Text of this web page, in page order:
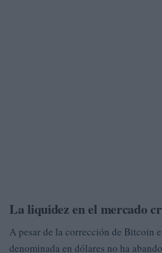
La liquidez en el mercado
A pesar de la corrección de Bitcoin
denominada en dólares no ha